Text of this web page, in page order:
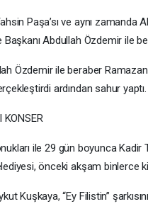
Paşa’sı ve aynı zamanda
Abdullah Özdemir ile
Özdemir ile beraber
ardından sahur yaptı.
KONSER
ile 29 gün boyunca Kadir
önceki akşam binlerce
Kuşkaya, “Ey Filistin”